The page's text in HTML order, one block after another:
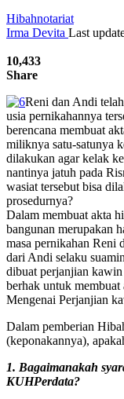
Hibahnotariat
Irma Devita Last
10,433
Share
Reni dan Andi
usia pernikahannya
berencana membuat
miliknya satu-satunya
dilakukan agar kelak
nantinya jatuh pada
wasiat tersebut bisa
prosedurnya?
Dalam membuat akta
bangunan merupakan
masa pernikahan Reni
dari Andi selaku
dibuat perjanjian
berhak untuk
Mengenai Perjanjian
Dalam pemberian
(keponakannya),
1. Bagaimanakah
KUHPerdata?